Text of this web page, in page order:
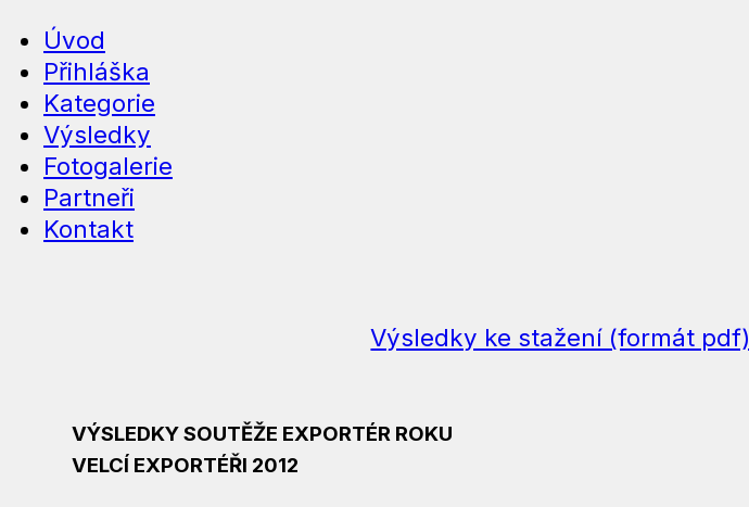
Úvod
Přihláška
Kategorie
Výsledky
Fotogalerie
Partneři
Kontakt
Výsledky ke stažení (formát pdf)
VÝSLEDKY SOUTĚŽE EXPORTÉR ROKU
VELCÍ EXPORTÉŘI 2012